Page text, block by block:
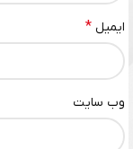
ایمیل *
وب‌ سایت